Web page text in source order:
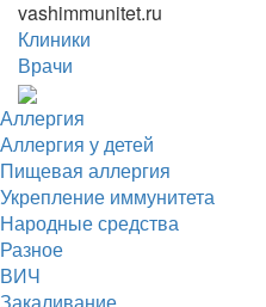
vashimmunitet.ru
Клиники
Врачи
Аллергия
Аллергия у детей
Пищевая аллергия
Укрепление иммунитета
Народные средства
Разное
ВИЧ